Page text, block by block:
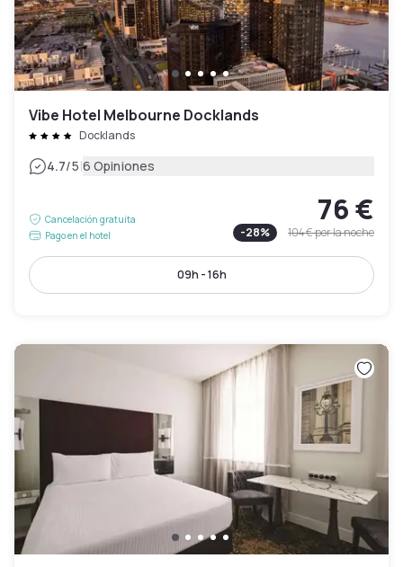
Vibe Hotel Melbourne Docklands
Docklands
4.7/5|6 Opiniones
Cancelación gratuita
Pago en el hotel
76 €
-28% 104 €por la noche
09h - 16h